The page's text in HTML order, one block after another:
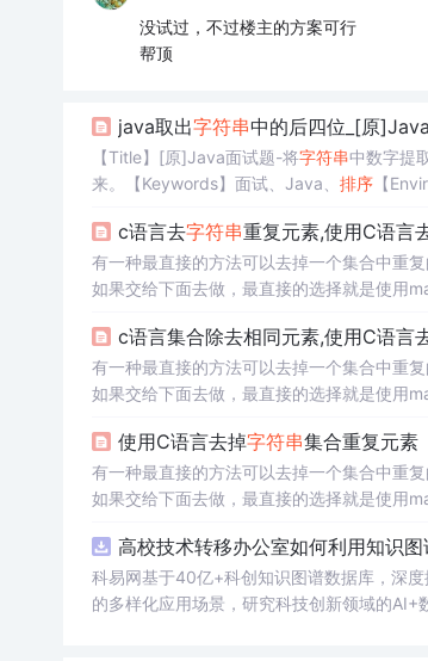
没试过，不过楼主的方案可行
帮顶
java取出字符串中的后四位_[原
【Title】[原]Java面试题-将字符串中数字提
来。【Keywords】面试、Java、 排序【
c语言去字符串重复元素,使用C语言
有一种最直接的方法可以去掉一个集合中重
如果交给下面去做，最直接的选择就是使用
言内力修炼...
c语言集合除去相同元素,使用C语言
有一种最直接的方法可以去掉一个集合中重
如果交给下面去做，最直接的选择就是使用
言内力修炼...
使用C语言去掉字符串集合重复元素
有一种最直接的方法可以去掉一个集合中重
如果交给下面去做，最直接的选择就是使用
言内力修...
高校技术转移办公室如何利用知识
科易网基于40亿+科创知识图谱数据库，深
的多样化应用场景，研究科技创新领域的AI+